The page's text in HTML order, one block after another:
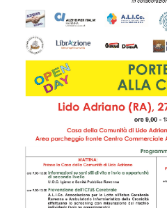
Concorsi
Seguici
su